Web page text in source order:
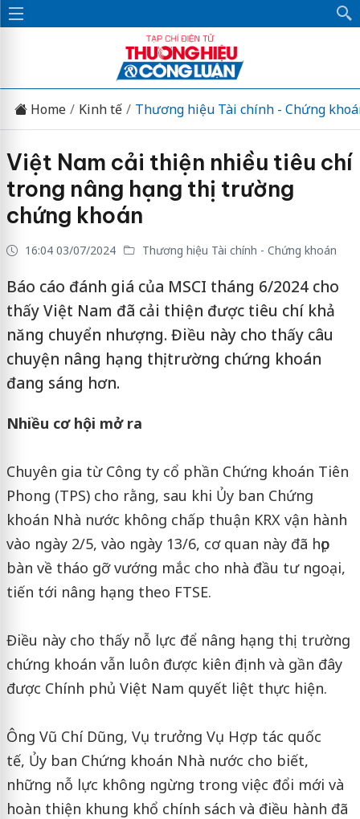
Home Kinh tế Thương hiệu Tài chính - Chứng
Việt Nam cải thiện nhiều tiêu chí
trong nâng hạng thị trường
chứng khoán
16:04 03/07/2024 Thương hiệu Tài chính - Chứng khoán
Báo cáo đánh giá của MSCI tháng 6/2024 cho
thấy Việt Nam đã cải thiện được tiêu chí khả
năng chuyển nhượng. Điều này cho thấy câu
chuyện nâng hạng thị trường chứng khoán
đang sáng hơn.
Nhiều cơ hội mở ra
Chuyên gia từ Công ty cổ phần Chứng khoán Tiên
Phong (TPS) cho rằng, sau khi Ủy ban Chứng
khoán Nhà nước không chấp thuận KRX vận hành
vào ngày 2/5, vào ngày 13/6, cơ quan này đã họp
bàn về tháo gỡ vướng mắc cho nhà đầu tư ngoại,
tiến tới nâng hạng theo FTSE.
Điều này cho thấy nỗ lực để nâng hạng thị trường
chứng khoán vẫn luôn được kiên định và gần đây
được Chính phủ Việt Nam quyết liệt thực hiện.
Ông Vũ Chí Dũng, Vụ trưởng Vụ Hợp tác quốc
tế, Ủy ban Chứng khoán Nhà nước cho biết,
những nỗ lực không ngừng trong việc đổi mới và
hoàn thiện khung khổ chính sách và điều hành đã